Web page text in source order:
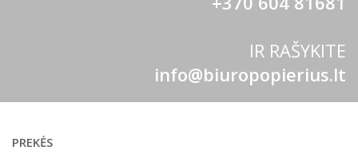
IR RAŠYKITE
info@biuropopierius.lt
PREKĖS